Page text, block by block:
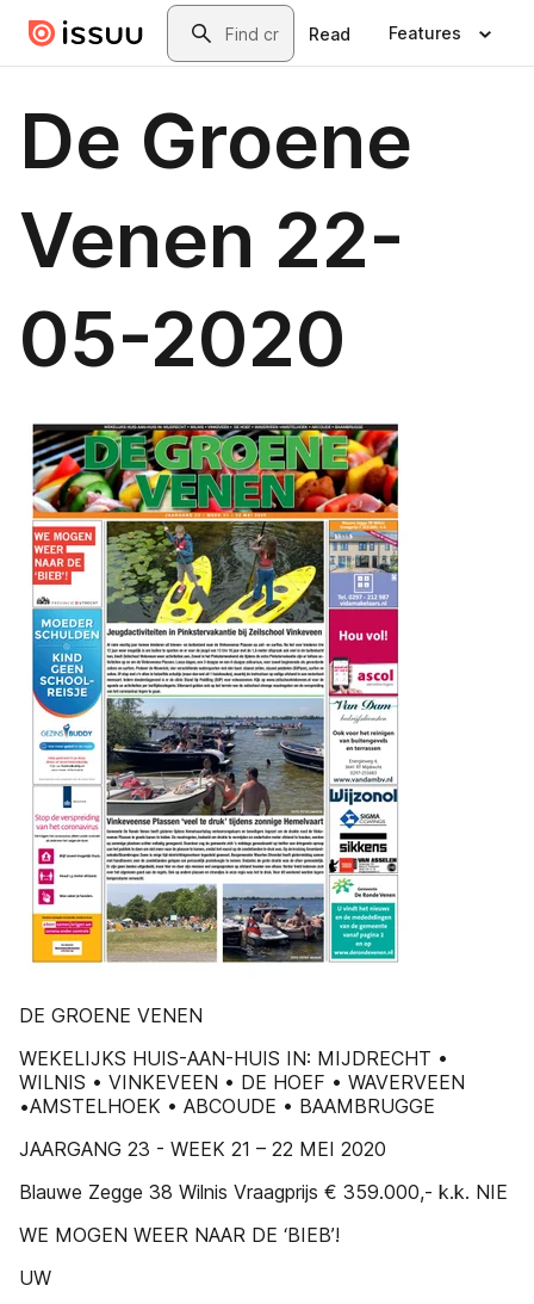
Skip to main contentSearch
Read Features
De Groene
Venen 22-
05-2020
DE GROENE VENEN
WEKELIJKS HUIS-AAN-HUIS IN: MIJDRECHT •
WILNIS • VINKEVEEN • DE HOEF • WAVERVEEN
•AMSTELHOEK • ABCOUDE • BAAMBRUGGE
JAARGANG 23 - WEEK 21 – 22 MEI 2020
Blauwe Zegge 38 Wilnis Vraagprijs € 359.000,- k.k. NIE
WE MOGEN WEER NAAR DE ‘BIEB’!
UW